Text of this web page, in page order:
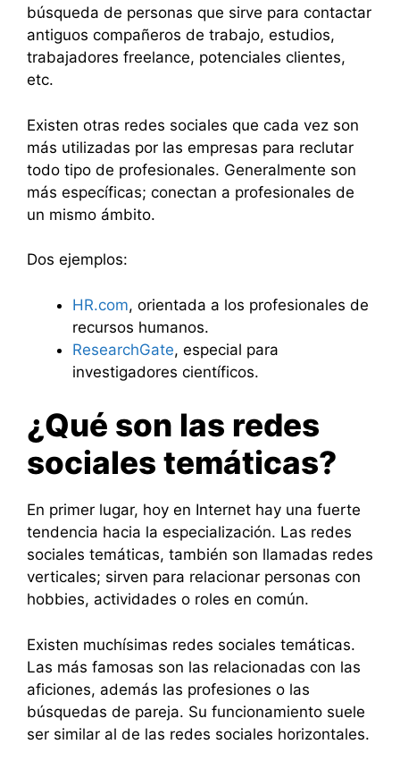
búsqueda de personas que sirve para contactar
antiguos compañeros de trabajo, estudios,
trabajadores freelance, potenciales clientes,
etc.
Existen otras redes sociales que cada vez son
más utilizadas por las empresas para reclutar
todo tipo de profesionales. Generalmente son
más específicas; conectan a profesionales de
un mismo ámbito.
Dos ejemplos:
HR.com, orientada a los profesionales de
recursos humanos.
ResearchGate, especial para
investigadores científicos.
¿Qué son las redes
sociales temáticas?
En primer lugar, hoy en Internet hay una fuerte
tendencia hacia la especialización. Las redes
sociales temáticas, también son llamadas redes
verticales; sirven para relacionar personas con
hobbies, actividades o roles en común.
Existen muchísimas redes sociales temáticas.
Las más famosas son las relacionadas con las
aficiones, además las profesiones o las
búsquedas de pareja. Su funcionamiento suele
ser similar al de las redes sociales horizontales.